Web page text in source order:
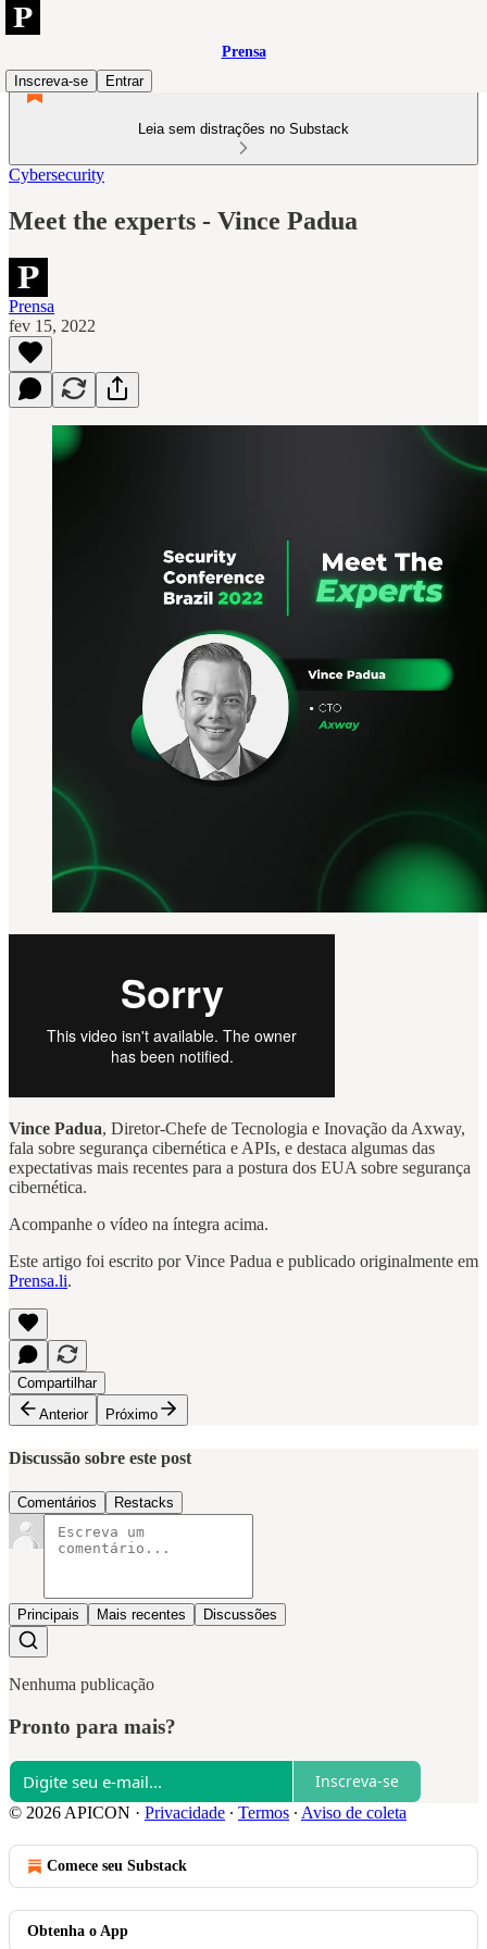
Prensa
Inscreva-se
Entrar
Leia sem distrações no Substack
Cybersecurity
Meet the experts - Vince Padua
Prensa
fev 15, 2022
Vince Padua, Diretor-Chefe de Tecnologia e Inovação da Axway,
fala sobre segurança cibernética e APIs, e destaca algumas das
expectativas mais recentes para a postura dos EUA sobre segurança
cibernética.
Acompanhe o vídeo na íntegra acima.
Este artigo foi escrito por Vince Padua e publicado originalmente em
Prensa.li.
Compartilhar
Anterior
Próximo
Discussão sobre este post
Comentários Restacks
Principais Mais recentes Discussões
Nenhuma publicação
Pronto para mais?
Inscreva-se
© 2026 APICON · Privacidade ∙ Termos ∙ Aviso de coleta
Comece seu Substack
Obtenha o App